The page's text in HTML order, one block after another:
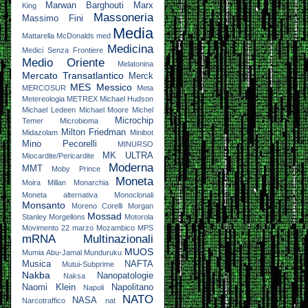
King
Marwan Barghouti
Marx
Massimo Fini
Massoneria
Mattarella McDonalds med Media
Medici Senza Frontiere Medicina
Medio Oriente
Melatonina
Mercato Transatlantico Merck
MERCOSUR MES Messico
Meta
Metereologia METREX Michael Hudson
Michael Ledeen Michael Moore Michel
Temer
Microbioma Microchip
Midazolam Milton Friedman Minibot
Mino Pecorelli
MINURSO
Miocardite/Pericardite
MK ULTRA
MMT
Moby Prince Moderna
Moira Millan Monarchia Moneta
Moneta alternativa Monoclonali
Monsanto Moreno Corelli
Morgan
Stanley Morgellons Mossad Motorola
Movimento 22 marzo Mozambico MPS
mRNA Multinazionali
Mumia Abu-Jamal Munduruku MUOS
Musica Mutui-Subprime NAFTA
Nakba Naksa
Nanopatologie
Naomi Klein
Napoli Napolitano
Narcotraffico NASA nat NATO